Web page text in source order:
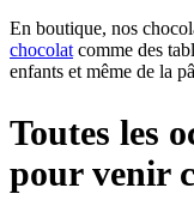
En boutique, nos
chocolat comme des
enfants et même de la
Toutes les
pour venir